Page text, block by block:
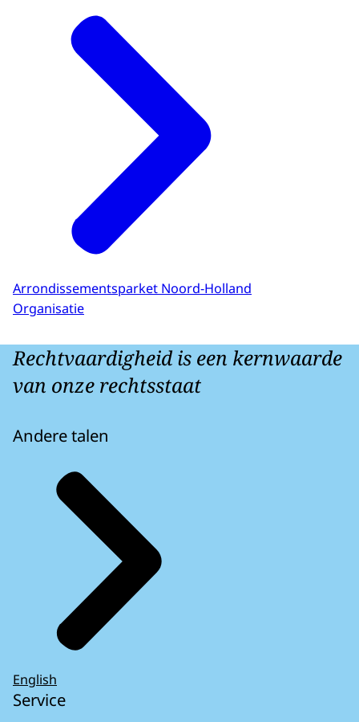
Arrondissementsparket Noord-Holland
Organisatie
Rechtvaardigheid is een kernwaarde
van onze rechtsstaat
Andere talen
English
Service